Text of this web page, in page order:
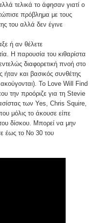
τελικά το άφησαν γιατί ο
πρόβλημα με τους
του αλλά δεν έγινε
ή αν θέλετε
Η παρουσία του κιθαρίστα
διαφορετική πνοή στο
και βασικός συνθέτης
Το Love Will Find
την προόριζε για τη Stevie
των Yes, Chris Squire,
μόλις το άκουσε είπε
δίσκου. Μπορεί να μην
έως το Νο 30 του